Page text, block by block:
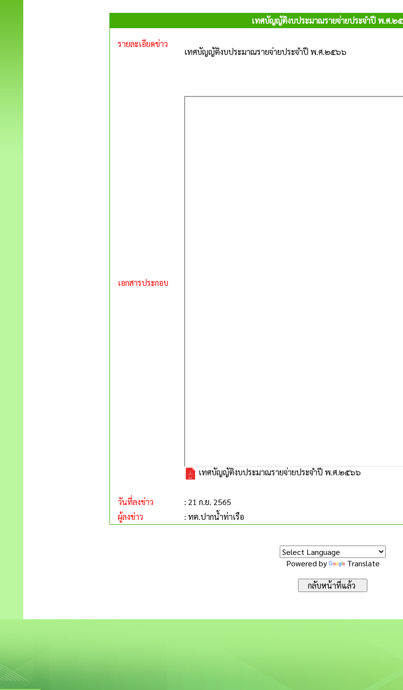
เทศบัญญัติงบประมาณรายจ่ายประจำปี พ.ศ.๒
รายละเอียดข่าว
เทศบัญญัติงบประมาณรายจ่ายประจำปี พ.ศ.๒๕๖๖
เอกสารประกอบ
เทศบัญญัติงบประมาณรายจ่ายประจำปี พ.ศ.๒๕๖๖
วันที่ลงข่าว
: 21 ก.ย. 2565
ผู้ลงข่าว
: ทต.ปากน้ำท่าเรือ
Powered by Translate